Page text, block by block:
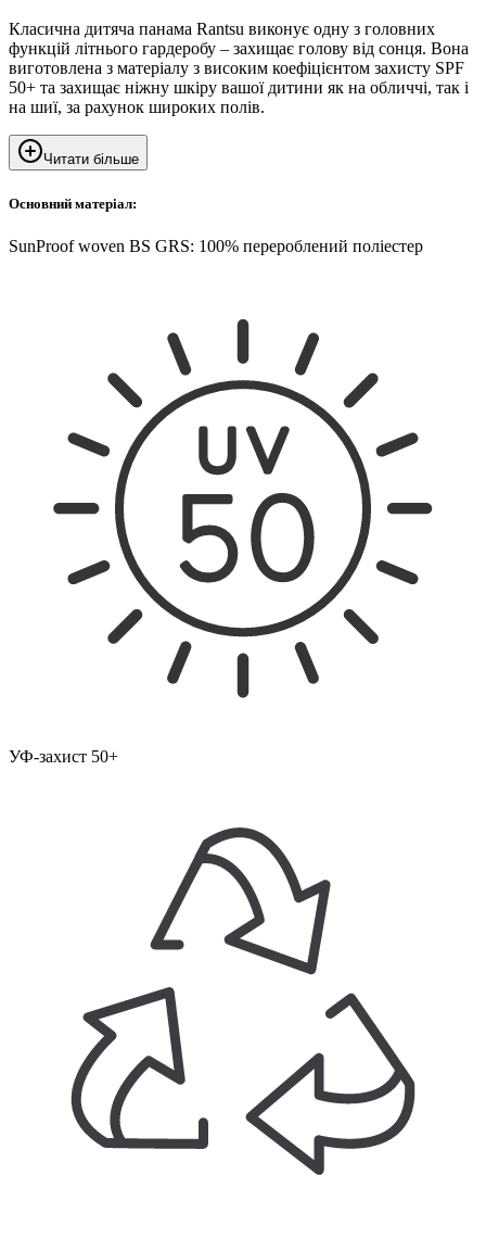
Класична дитяча панама Rantsu виконує одну з головних
функцій літнього гардеробу – захищає голову від сонця. Вона
виготовлена з матеріалу з високим коефіцієнтом захисту SPF
50+ та захищає ніжну шкіру вашої дитини як на обличчі, так і
на шиї, за рахунок широких полів.
Читати більше
Основний матеріал:
SunProof woven BS GRS: 100% перероблений поліестер
УФ-захист 50+